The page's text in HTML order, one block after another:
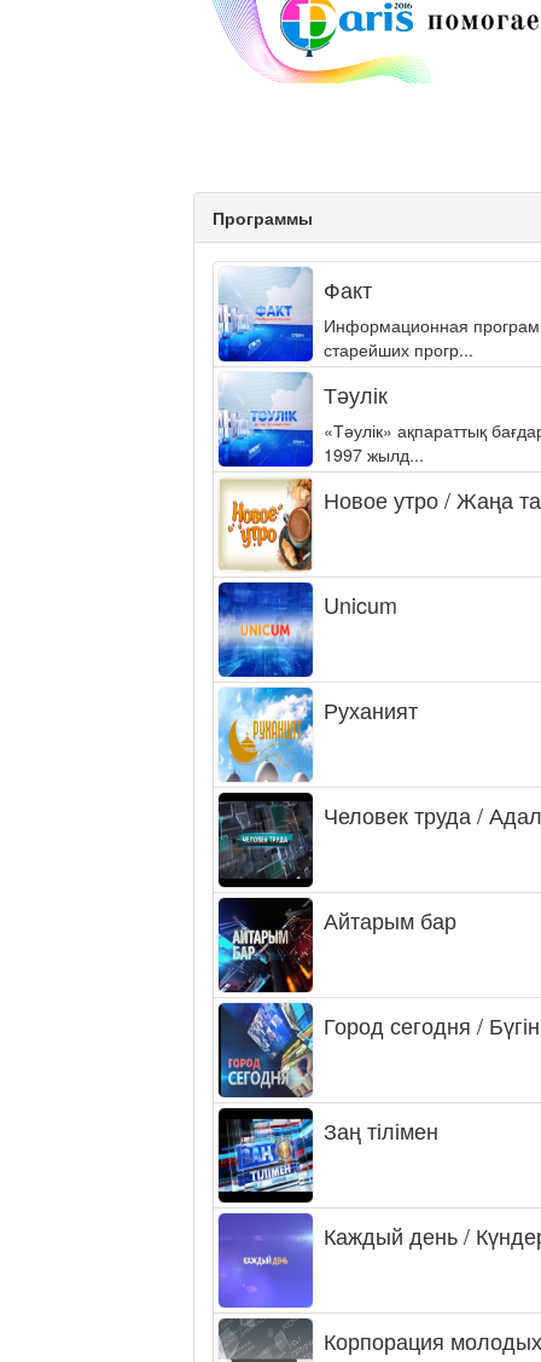
Программы
Факт
Информационная
старейших прогр...
Тәулік
«Тәулік» ақпараттық
1997 жылд...
Новое утро / Жаңа
Unicum
Руханият
Человек труда /
Айтарым бар
Город сегодня /
Заң тілімен
Каждый день /
Корпорация